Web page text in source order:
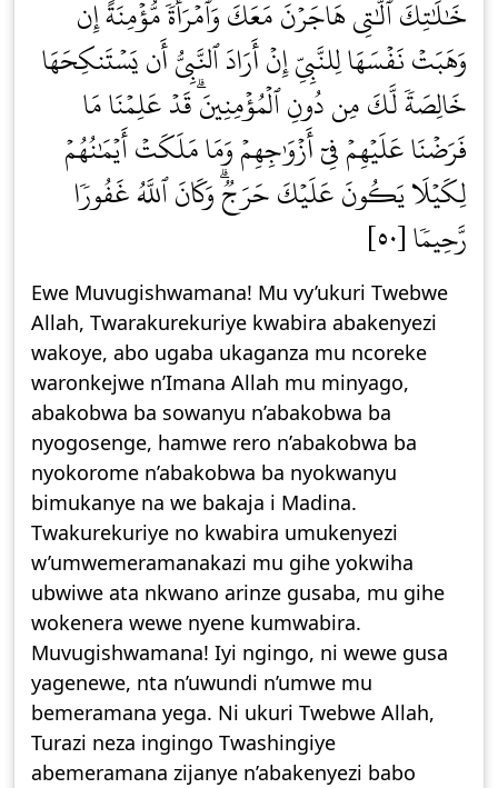
خَٰلَٰتِكَ ٱلَّٰتِي هَاجَرۡنَ مَعَكَ وَٱمۡرَأَةٗ مُّؤۡمِنَةً إِن
وَهَبَتۡ نَفۡسَهَا لِلنَّبِيِّ إِنۡ أَرَادَ ٱلنَّبِيُّ أَن يَسۡتَنكِحَهَا
خَالِصَةٗ لَّكَ مِن دُونِ ٱلۡمُؤۡمِنِينَۗ قَدۡ عَلِمۡنَا مَا
فَرَضۡنَا عَلَيۡهِمۡ فِيٓ أَزۡوَٰجِهِمۡ وَمَا مَلَكَتۡ أَيۡمَٰنُهُمۡ
لِكَيۡلَا يَكُونَ عَلَيۡكَ حَرَجٞۗ وَكَانَ ٱللَّهُ غَفُورٗا
رَّحِيمٗا [٥٠]
Ewe Muvugishwamana! Mu vy’ukuri Twebwe
Allah, Twarakurekuriye kwabira abakenyezi
wakoye, abo ugaba ukaganza mu ncoreke
waronkejwe n’Imana Allah mu minyago,
abakobwa ba sowanyu n’abakobwa ba
nyogosenge, hamwe rero n’abakobwa ba
nyokorome n’abakobwa ba nyokwanyu
bimukanye na we bakaja i Madina.
Twakurekuriye no kwabira umukenyezi
w’umwemeramanakazi mu gihe yokwiha
ubwiwe ata nkwano arinze gusaba, mu gihe
wokenera wewe nyene kumwabira.
Muvugishwamana! Iyi ngingo, ni wewe gusa
yagenewe, nta n’uwundi n’umwe mu
bemeramana yega. Ni ukuri Twebwe Allah,
Turazi neza ingingo Twashingiye
abemeramana zijanye n’abakenyezi babo